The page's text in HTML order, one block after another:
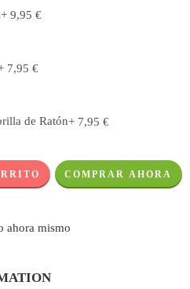
+ 9,95 €
7,95 €
de Ratón+ 7,95 €
COMPRAR AHORA
ahora mismo